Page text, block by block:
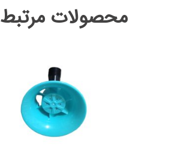
محصولات مرتبط